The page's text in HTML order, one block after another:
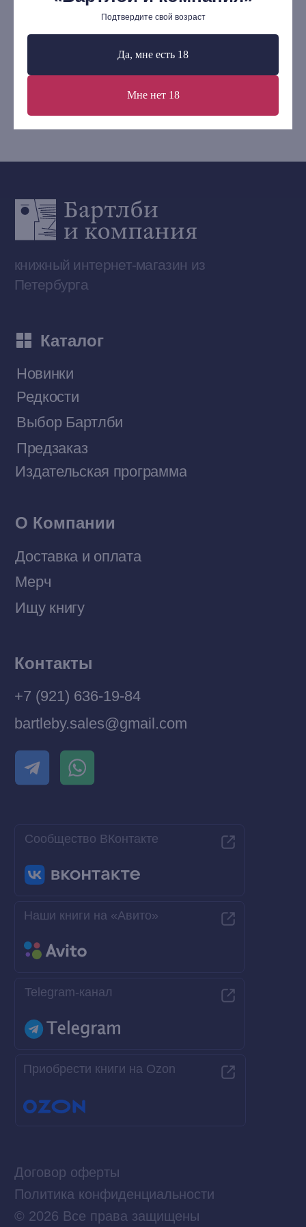
Подтвердите свой возраст
Да, мне есть 18
Мне нет 18
В корзину
Контакты
bartleby.sales@gmail.com
Договор оферты
Разработка MÓNT-DESIGN
Политика конфиденциальности
© 2026 Все права защищены
Сообщество ВКонтакте
Наши книги на «Авито»
Telegram-канал